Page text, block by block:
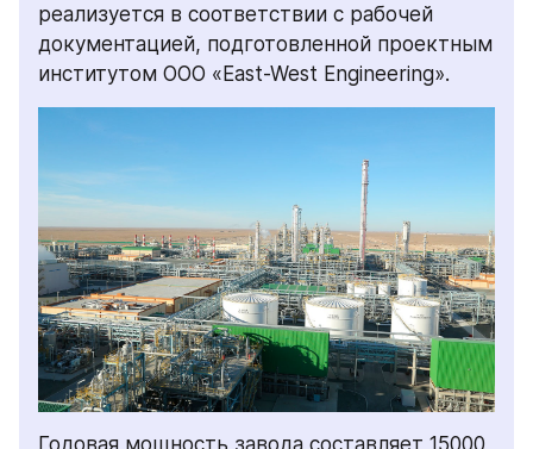
реализуется в соответствии с рабочей
документацией, подготовленной проектным
институтом ООО «East-West Engineering».
Годовая мощность завода составляет 15000